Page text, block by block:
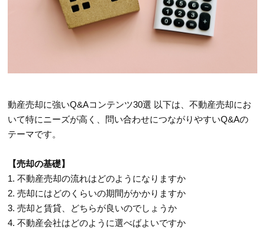
動産売却に強いQ&Aコンテンツ30選 以下は、不動産売却にお
いて特にニーズが高く、問い合わせにつながりやすいQ&Aの
テーマです。
【売却の基礎】
1. 不動産売却の流れはどのようになりますか
2. 売却にはどのくらいの期間がかかりますか
3. 売却と賃貸、どちらが良いのでしょうか
4. 不動産会社はどのように選べばよいですか